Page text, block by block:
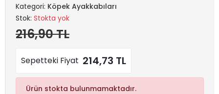
Kategori: Köpek Ayakkabıları
Stok: Stokta yok
216,90 TL
Sepetteki Fiyat 214,73 TL
Ürün stokta bulunmamaktadır.